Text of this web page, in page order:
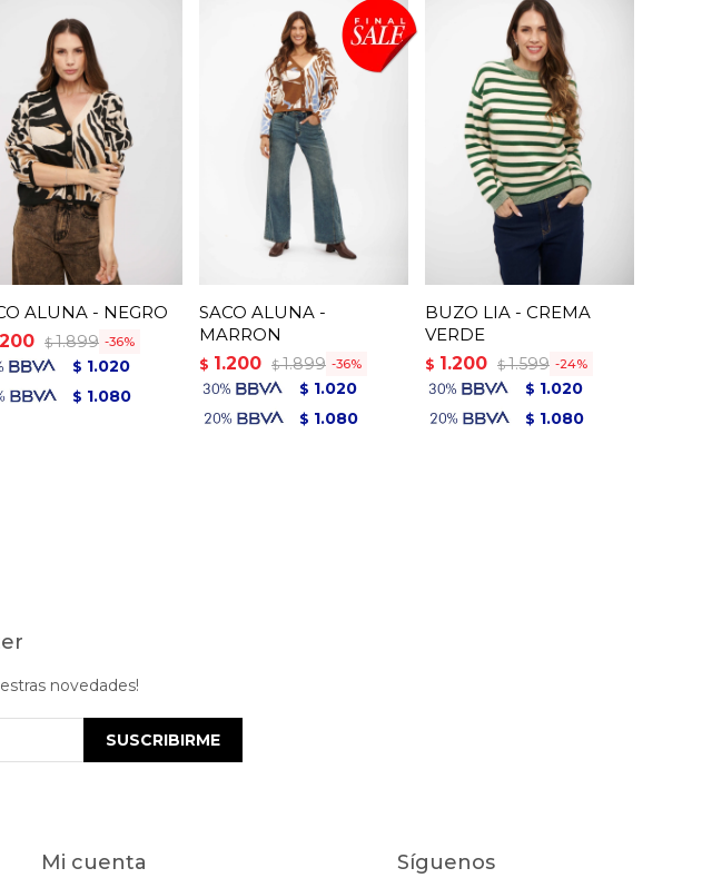
ALUNA - NEGRO
$ 1.899 36
$ 1.020
$ 1.080
SACO ALUNA -
MARRON
$ 1.200 $ 1.899 36
$ 1.020
$ 1.080
BUZO LIA - CREMA
VERDE
$ 1.200 $ 1.599 24
$ 1.020
$ 1.080
Mi cuenta Síguenos
novedades!
SUSCRIBIRME